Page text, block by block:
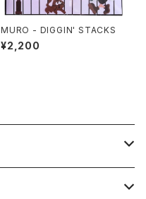
MURO - DIGGIN' STACKS
¥2,200